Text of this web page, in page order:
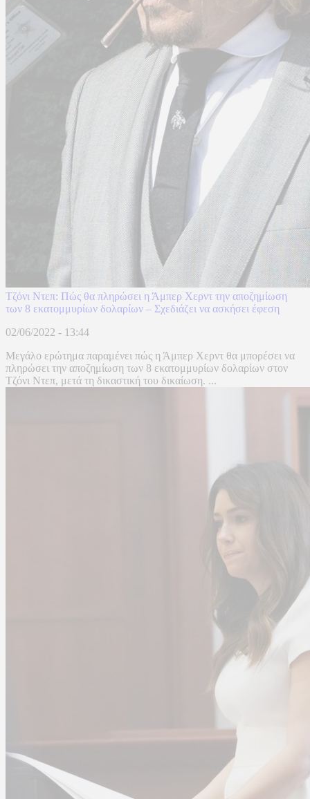
Τζόνι Ντεπ: Πώς θα πληρώσει η Άμπερ Χερντ την αποζημίωση
των 8 εκατομμυρίων δολαρίων – Σχεδιάζει να ασκήσει έφεση
02/06/2022 - 13:44
Μεγάλο ερώτημα παραμένει πώς η Άμπερ Χερντ θα μπορέσει να
πληρώσει την αποζημίωση των 8 εκατομμυρίων δολαρίων στον
Τζόνι Ντεπ, μετά τη δικαστική του δικαίωση. ...